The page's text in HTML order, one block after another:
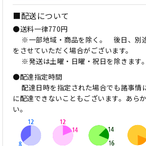
■配送について
●送料一律770円
※一部地域・商品を除く。 後日、別
をさせていただく場合がございます。
※発送は土曜・日曜・祝日を除きます。
●配達指定時間
配達日時を指定された場合でも諸事情
に配達できないこともございます。あら
い。